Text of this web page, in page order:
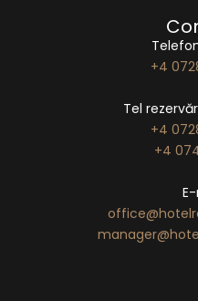
+4
Tel
+4
+4